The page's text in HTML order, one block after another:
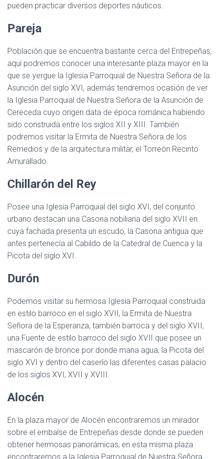
pueden practicar diversos deportes náuticos.
Pareja
Población que se encuentra bastante cerca del Entrepeñas,
aquí podremos conocer una interesante plaza mayor en la
que se yergue la Iglesia Parroquial de Nuestra Señora de la
Asunción del siglo XVI, además tendremos ocasión de ver
la Iglesia Parroquial de Nuestra Señora de la Asunción de
Cereceda cuyo origen data de época románica habiendo
sido construida entre los siglos XII y XIII. También
podremos visitar la Ermita de Nuestra Señora de los
Remedios y de la arquitectura militar, el Torreón Recinto
Amurallado.
Chillarón del Rey
Posee una Iglesia Parroquial del siglo XVI, del conjunto
urbano destacan una Casona nobiliaria del siglo XVII en
cuya fachada presenta un escudo, la Casona antigua que
antes pertenecía al Cabildo de la Catedral de Cuenca y la
Picota del siglo XVI.
Durón
Podemos visitar su hermosa Iglesia Parroquial construida
en estilo barroco en el siglo XVII, la Ermita de Nuestra
Señora de la Esperanza, también barroca y del siglo XVII,
una Fuente de estilo barroco del siglo XVII que posee un
mascarón de bronce por donde mana agua, la Picota del
siglo XVI y dentro del caserío las diferentes casas palacio
de los siglos XVI, XVII y XVIII.
Alocén
En la plaza mayor de Alocén encontraremos un mirador
sobre el embalse de Entrepeñas desde donde se pueden
obtener hermosas panorámicas, en esta misma plaza
encontraremos a la Iglesia Parroquial de Nuestra Señora